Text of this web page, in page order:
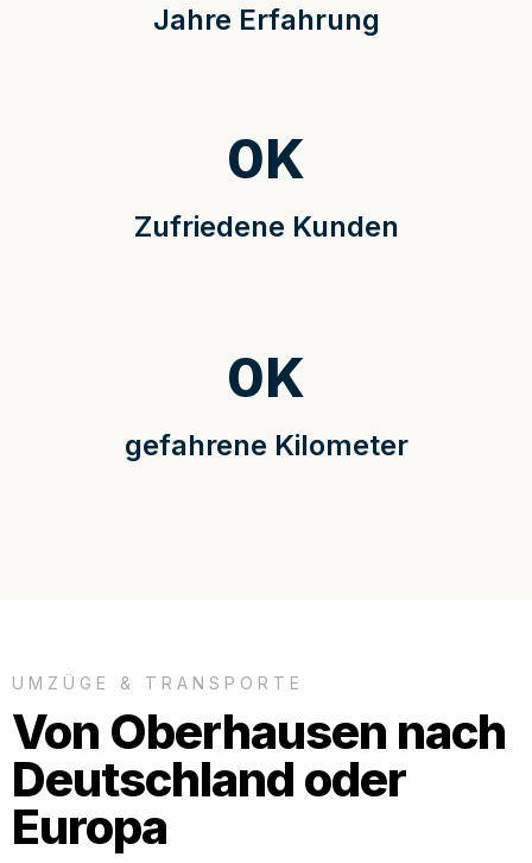
Jahre Erfahrung
Zufriedene Kunden
0K
gefahrene Kilometer
0K
UMZÜGE & TRANSPORTE
Von Oberhausen nach
Deutschland oder
Europa